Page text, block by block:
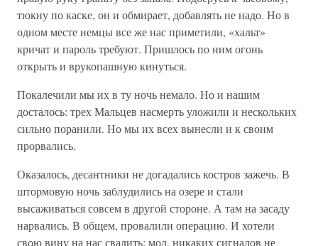
тюкну по каске, он и обмирает, добавлять не надо. Но в
одном месте немцы все же нас приметили, «хальт»
кричат и пароль требуют. Пришлось по ним огонь
открыть и врукопашную кинуться.
Покалечили мы их в ту ночь немало. Но и нашим
досталось: трех Мальцев насмерть уложили и нескольких
сильно поранили. Но мы их всех вынесли и к своим
прорвались.
Оказалось, десантники не догадались костров зажечь. В
штормовую ночь заблудились на озере и стали
высаживаться совсем в другой стороне. А там на засаду
нарвались. В общем, провалили операцию. И хотели
свою вину на нас свалить: мол, никаких сигналов не